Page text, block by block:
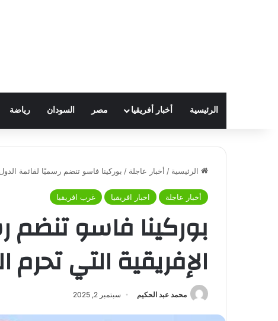
الرئيسية أخبار أفريقيا مصر السودان رياضة
الرئيسية / أخبار عاجلة / بوركينا فاسو تنضم رسميًا لقائمة
أخبار عاجلة اخبار افريقيا غرب افريقيا
بوركينا فاسو تنضم
الإفريقية التي تحرم
محمد عبد الحكيم سبتمبر 2, 2025